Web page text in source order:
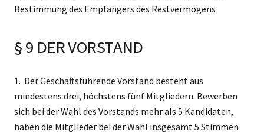
Bestimmung des Empfängers des Restvermögens
§ 9 DER VORSTAND
1. Der Geschäftsführende Vorstand besteht aus
mindestens drei, höchstens fünf Mitgliedern. Bewerben
sich bei der Wahl des Vorstands mehr als 5 Kandidaten,
haben die Mitglieder bei der Wahl insgesamt 5 Stimmen